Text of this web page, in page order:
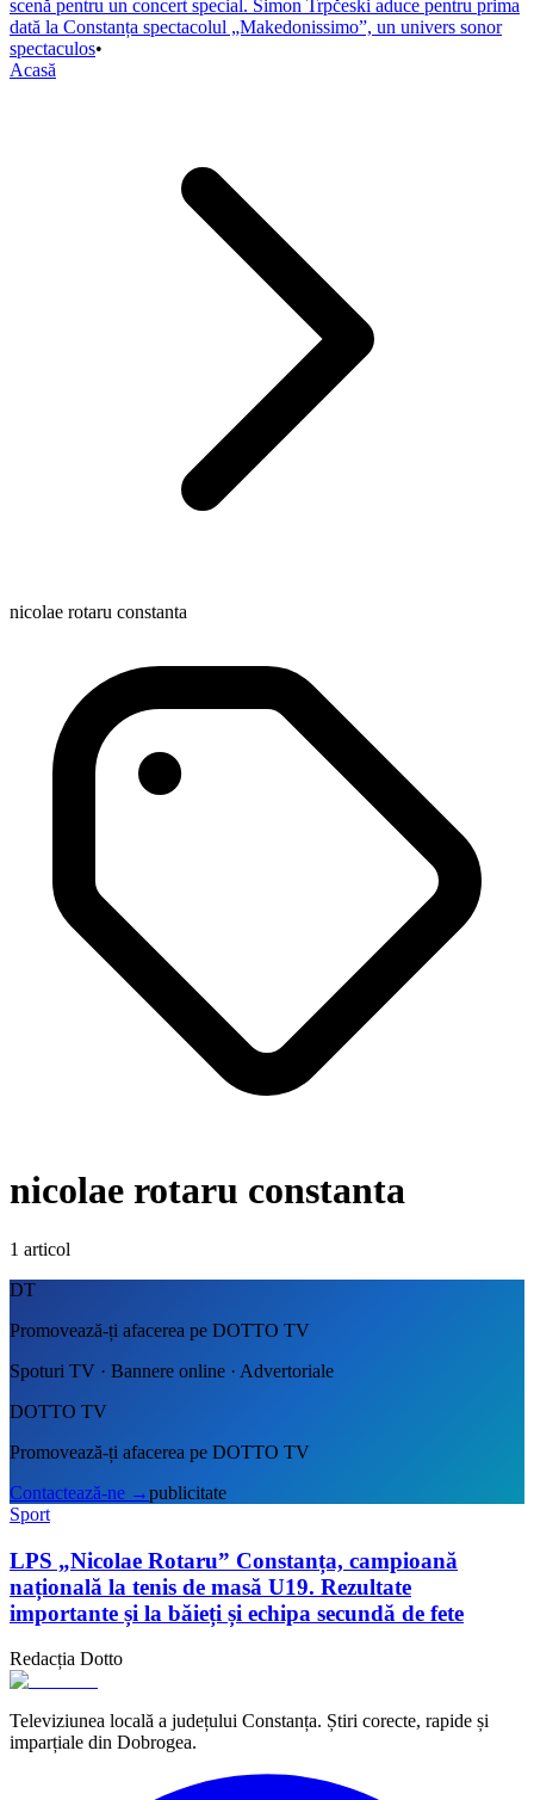
scenă pentru un concert special. Simon Trpčeski aduce pentru prima
dată la Constanța spectacolul „Makedonissimo”, un univers sonor
spectaculos•
Acasă
nicolae rotaru constanta
nicolae rotaru constanta
1 articol
DT
Promovează-ți afacerea pe DOTTO TV
Spoturi TV · Bannere online · Advertoriale
DOTTO TV
Promovează-ți afacerea pe DOTTO TV
Contactează-ne →publicitate
Sport
LPS „Nicolae Rotaru” Constanța, campioană
națională la tenis de masă U19. Rezultate
importante și la băieți și echipa secundă de fete
Redacția Dotto
Televiziunea locală a județului Constanța. Știri corecte, rapide și
imparțiale din Dobrogea.